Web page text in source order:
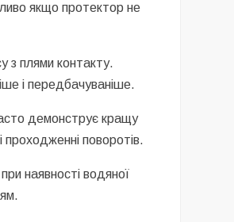
якщо протектор не
з плями контакту.
і передбачуваніше.
демонструє кращу
проходженні поворотів.
наявності водяної